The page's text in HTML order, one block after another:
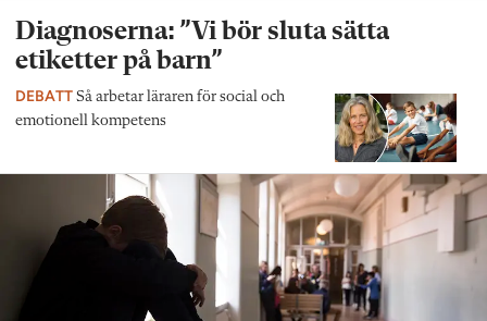
Diagnoserna: ”Vi bör sluta sätta
etiketter på barn”
DEBATT Så arbetar läraren för social och
emotionell kompetens